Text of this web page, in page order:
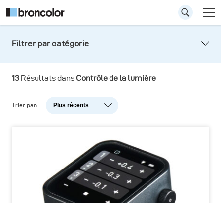
Filtrer par catégorie
13 Résultats dans Contrôle de la lumière
Trier par: Plus récents
Plus récents
Z-A